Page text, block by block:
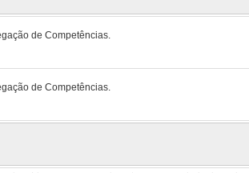
de Competências.
de Competências.